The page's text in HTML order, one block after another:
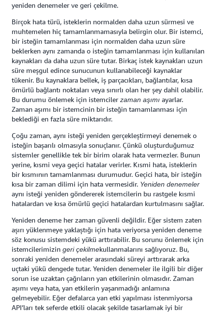
yeniden denemeler ve geri çekilme.
Birçok hata türü, isteklerin normalden daha uzun sürmesi ve
muhtemelen hiç tamamlanmamasıyla belirgin olur. Bir istemci,
bir isteğin tamamlanması için normalden daha uzun süre
beklerken aynı zamanda o isteğin tamamlanması için kullanılan
kaynakları da daha uzun süre tutar. Birkaç istek kaynakları uzun
süre meşgul edince sunucunun kullanabileceği kaynaklar
tükenir. Bu kaynaklara bellek, iş parçacıkları, bağlantılar, kısa
ömürlü bağlantı noktaları veya sınırlı olan her şey dahil olabilir.
Bu durumu önlemek için istemciler zaman aşımı ayarlar.
Zaman aşımı bir istemcinin bir isteğin tamamlanması için
beklediği en fazla süre miktarıdır.
Çoğu zaman, aynı isteği yeniden gerçekleştirmeyi denemek o
isteğin başarılı olmasıyla sonuçlanır. Çünkü oluşturduğumuz
sistemler genellikle tek bir birim olarak hata vermezler. Bunun
yerine, kısmi veya geçici hatalar verirler. Kısmi hata, isteklerin
bir kısmının tamamlanması durumudur. Geçici hata, bir isteğin
kısa bir zaman dilimi için hata vermesidir. Yeniden denemeler
aynı isteği yeniden göndererek istemcilerin bu rastgele kısmi
hatalardan ve kısa ömürlü geçici hatalardan kurtulmasını sağlar.
Yeniden deneme her zaman güvenli değildir. Eğer sistem zaten
aşırı yüklenmeye yaklaştığı için hata veriyorsa yeniden deneme
söz konusu sistemdeki yükü arttırabilir. Bu sorunu önlemek için
istemcilerimizin geri çekilmekullanmalarını sağlıyoruz. Bu,
sonraki yeniden denemeler arasındaki süreyi arttırarak arka
uçtaki yükü dengede tutar. Yeniden denemeler ile ilgili bir diğer
sorun ise uzaktan çağrıların yan etkilerinin olmasıdır. Zaman
aşımı veya hata, yan etkilerin yaşanmadığı anlamına
gelmeyebilir. Eğer defalarca yan etki yapılması istenmiyorsa
API’ları tek seferde etkili olacak şekilde tasarlamak iyi bir